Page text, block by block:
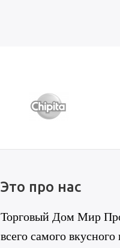
Это про нас
Торговый Дом Мир
всего самого